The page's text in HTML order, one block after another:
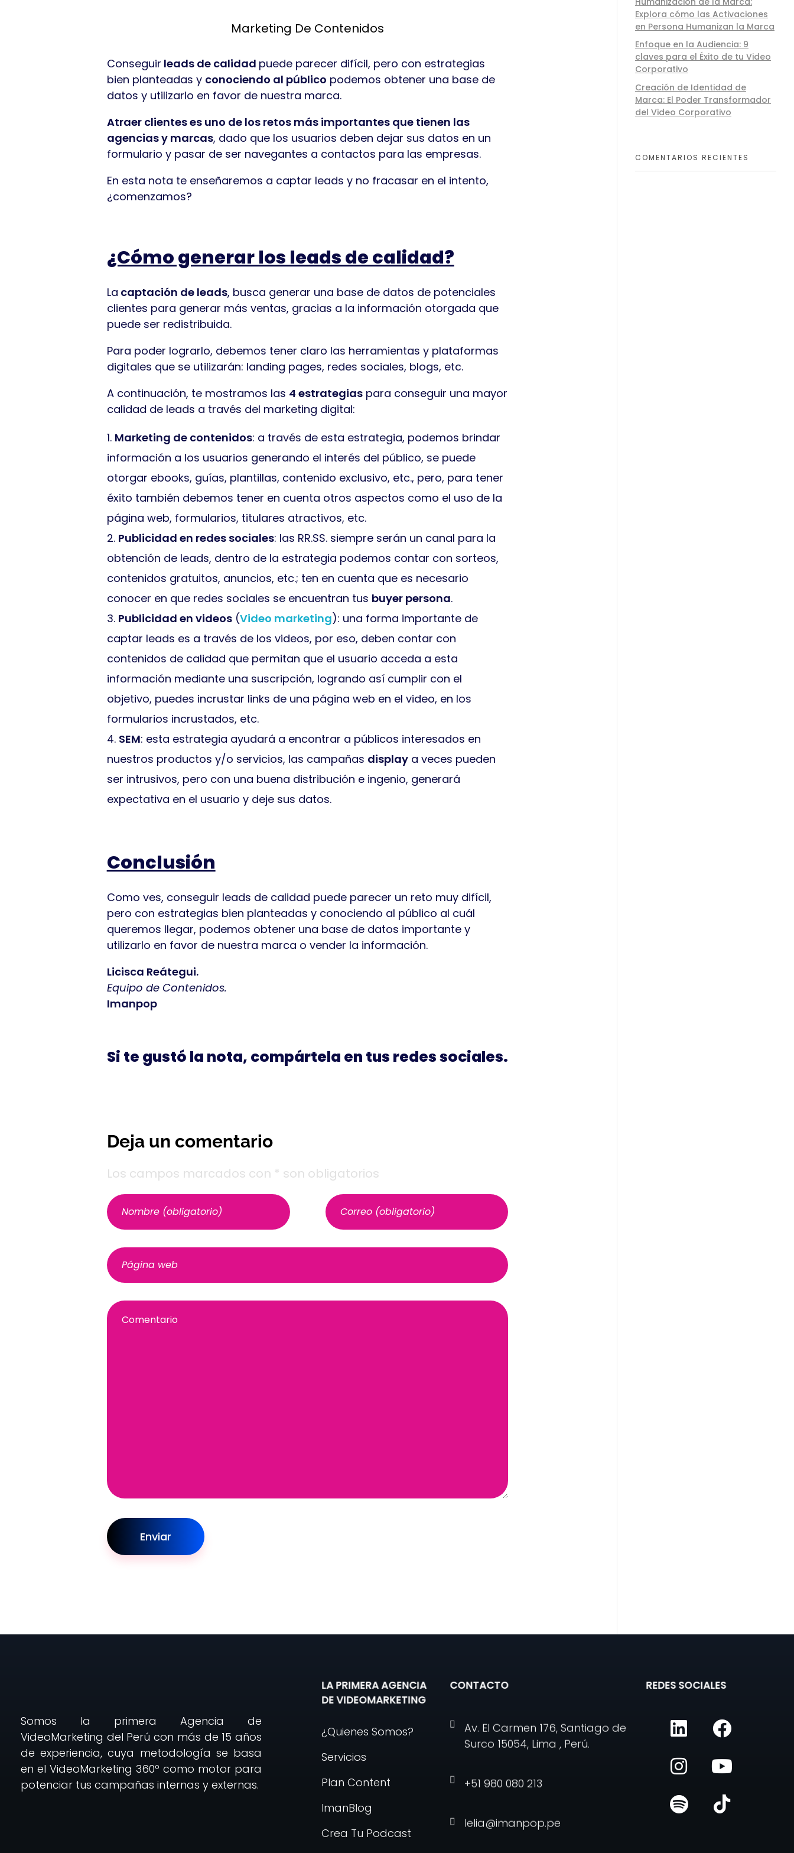
Marketing De Contenidos
Conseguir leads de calidad puede parecer difícil, pero con estrategias
bien planteadas y conociendo al público podemos obtener una base de
datos y utilizarlo en favor de nuestra marca.
Atraer clientes es uno de los retos más importantes que tienen las
agencias y marcas, dado que los usuarios deben dejar sus datos en un
formulario y pasar de ser navegantes a contactos para las empresas.
En esta nota te enseñaremos a captar leads y no fracasar en el intento,
¿comenzamos?
¿Cómo generar los leads de calidad?
La captación de leads, busca generar una base de datos de potenciales
clientes para generar más ventas, gracias a la información otorgada que
puede ser redistribuida.
Para poder lograrlo, debemos tener claro las herramientas y plataformas
digitales que se utilizarán: landing pages, redes sociales, blogs, etc.
A continuación, te mostramos las 4 estrategiaspara conseguir una mayor
calidad de leads a través del marketing digital:
Marketing de contenidos: a través de esta estrategia, podemos brindar
información a los usuarios generando el interés del público, se puede
otorgar ebooks, guías, plantillas, contenido exclusivo, etc., pero, para tener
éxito también debemos tener en cuenta otros aspectos como el uso de la
página web, formularios, titulares atractivos, etc.
Publicidad en redes sociales: las RR.SS. siempre serán un canal para la
obtención de leads, dentro de la estrategia podemos contar con sorteos,
contenidos gratuitos, anuncios, etc.; ten en cuenta que es necesario
conocer en que redes sociales se encuentran tus buyer persona.
Publicidad en videos(Video marketing): una forma importante de
captar leads es a través de los videos, por eso, deben contar con
contenidos de calidad que permitan que el usuario acceda a esta
información mediante una suscripción, logrando así cumplir con el
objetivo, puedes incrustar links de una página web en el video, en los
formularios incrustados, etc.
SEM: esta estrategia ayudará a encontrar a públicos interesados en
nuestros productos y/o servicios, las campañas displaya veces pueden
ser intrusivos, pero con una buena distribución e ingenio, generará
expectativa en el usuario y deje sus datos.
Conclusión
Como ves, conseguir leads de calidad puede parecer un reto muy difícil,
pero con estrategias bien planteadas y conociendo al público al cuál
queremos llegar, podemos obtener una base de datos importante y
utilizarlo en favor de nuestra marca o vender la información.
Licisca Reátegui.
Equipo de Contenidos.
Imanpop
Si te gustó la nota, compártela en tus redes sociales.
Deja un comentario
Los campos marcados con * son obligatorios
Explora cómo las Activaciones
en Persona Humanizan la Marca
Enfoque en la Audiencia: 9
claves para el Éxito de tu Video
Corporativo
Creación de Identidad de
Marca: El Poder Transformador
del Video Corporativo
COMENTARIOS RECIENTES
Somos la primera Agencia de
VideoMarketing del Perú con más de 15 años
de experiencia, cuya metodología se basa
en el VideoMarketing 360º como motor para
potenciar tus campañas internas y externas.
LA PRIMERA AGENCIA
DE VIDEOMARKETING
¿Quienes Somos?
Servicios
Plan Content
ImanBlog
Crea Tu Podcast
CONTACTO
Av. El Carmen 176, Santiago de
Surco 15054, Lima , Perú.
+51 980 080 213
lelia@imanpop.pe
REDES SOCIALES